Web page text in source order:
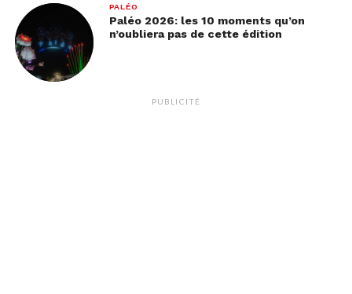
PALÉO
Paléo 2026: les 10 moments qu’on
n’oubliera pas de cette édition
PUBLICITÉ